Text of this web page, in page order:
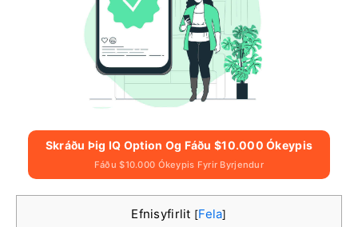
Skráðu Þig IQ Option Og Fáðu $10.000 Ókeypis
Fáðu $10.000 Ókeypis Fyrir Byrjendur
Efnisyfirlit [Fela]